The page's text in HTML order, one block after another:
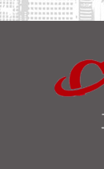
2026-08-06 21:45:44
0.07%，道指涨
走低，闪迪跌超